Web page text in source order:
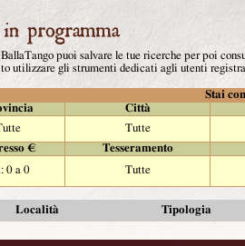
puoi salvare le tue ricerche per poi
utilizzare gli strumenti dedicati agli utenti
Stai
Città
Tutte
€
Tesseramento
0 a 0 Tutte
Località Tipologia